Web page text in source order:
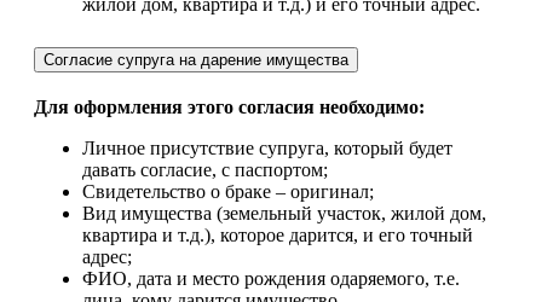
Согласие супруга на дарение имущества
Для оформления этого согласия необходимо:
Личное присутствие супруга, который будет
давать согласие, с паспортом;
Свидетельство о браке – оригинал;
Вид имущества (земельный участок, жилой дом,
квартира и т.д.), которое дарится, и его точный
адрес;
ФИО, дата и место рождения одаряемого, т.е.